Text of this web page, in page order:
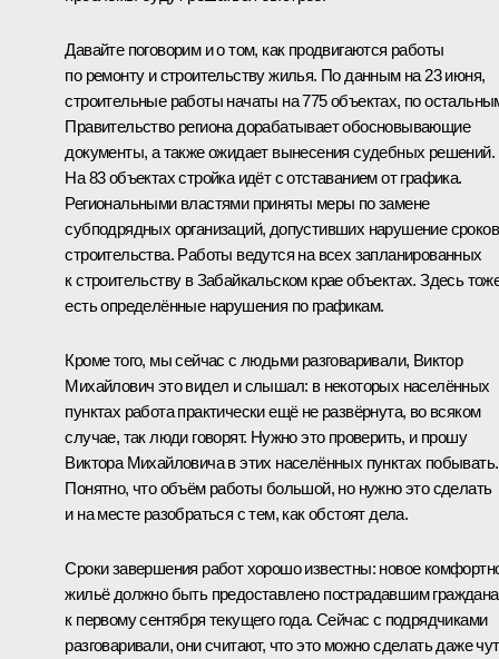
Давайте поговорим и о том, как продвигаются работы
по ремонту и строительству жилья. По данным на 23 июня,
строительные работы начаты на 775 объектах, по
Правительство региона дорабатывает обосновывающие
документы, а также ожидает вынесения судебных решений.
На 83 объектах стройка идёт с отставанием от графика.
Региональными властями приняты меры по замене
субподрядных организаций, допустивших нарушение сроков
строительства. Работы ведутся на всех запланированных
к строительству в Забайкальском крае объектах. Здесь
есть определённые нарушения по графикам.
Кроме того, мы сейчас с людьми разговаривали, Виктор
Михайлович это видел и слышал: в некоторых населённых
пунктах работа практически ещё не развёрнута, во всяком
случае, так люди говорят. Нужно это проверить, и прошу
Виктора Михайловича в этих населённых пунктах побывать.
Понятно, что объём работы большой, но нужно это сделать
и на месте разобраться с тем, как обстоят дела.
Сроки завершения работ хорошо известны: новое
жильё должно быть предоставлено пострадавшим
к первому сентября текущего года. Сейчас с подрядчиками
разговаривали, они считают, что это можно сделать даже